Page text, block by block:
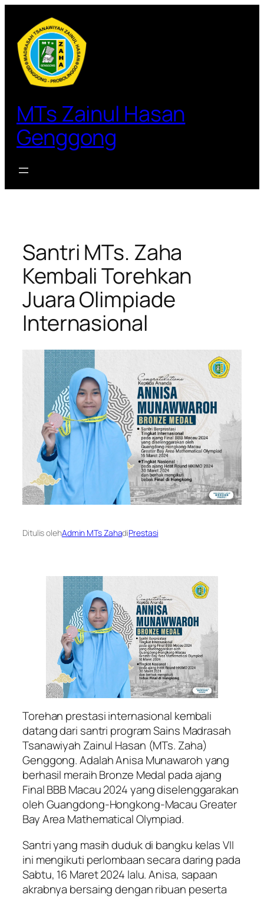
konten
MTs Zainul Hasan
Genggong
Santri MTs. Zaha
Kembali Torehkan
Juara Olimpiade
Internasional
Ditulis olehAdmin MTs ZahadiPrestasi
Torehan prestasi internasional kembali
datang dari santri program Sains Madrasah
Tsanawiyah Zainul Hasan (MTs. Zaha)
Genggong. Adalah Anisa Munawaroh yang
berhasil meraih Bronze Medal pada ajang
Final BBB Macau 2024 yang diselenggarakan
oleh Guangdong-Hongkong-Macau Greater
Bay Area Mathematical Olympiad.
Santri yang masih duduk di bangku kelas VII
ini mengikuti perlombaan secara daring pada
Sabtu, 16 Maret 2024 lalu. Anisa, sapaan
akrabnya bersaing dengan ribuan peserta